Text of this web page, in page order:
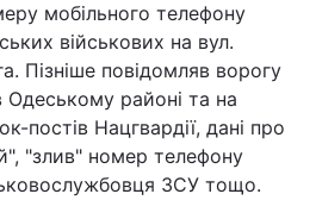
мобільного телефону
військових на вул.
Пізніше повідомляв ворогу
районі та на
постів Нацгвардії, дані про
"злив" номер телефону
ЗСУ тощо.